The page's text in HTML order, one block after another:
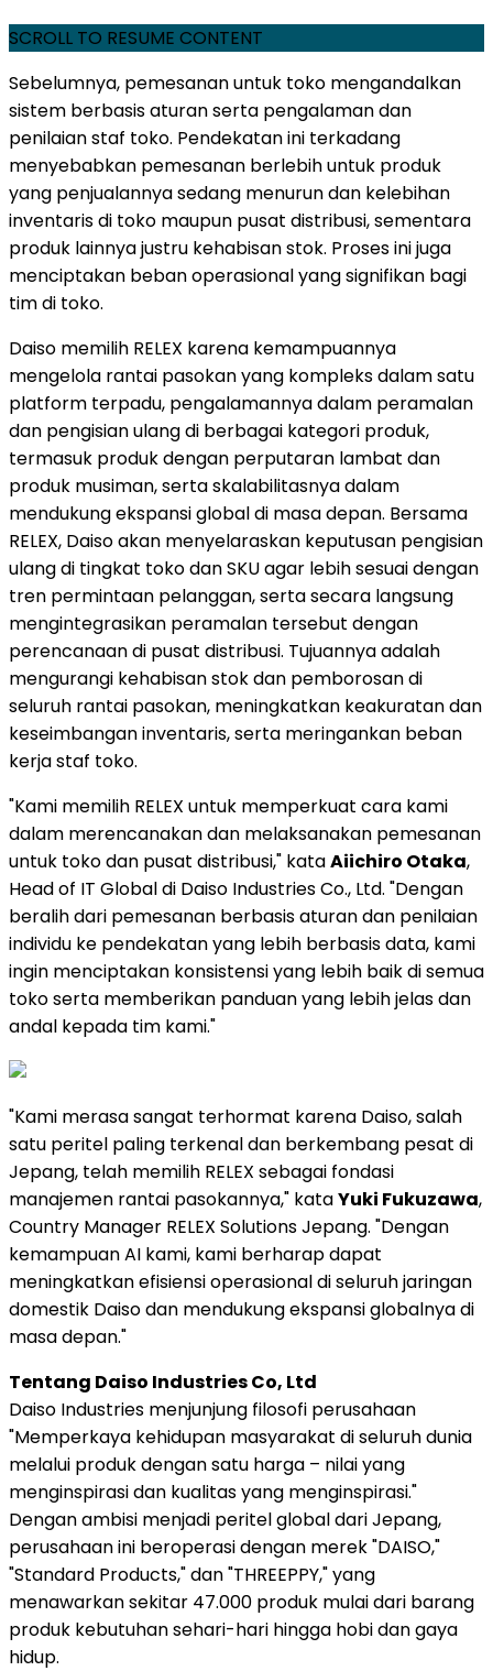
SCROLL TO RESUME CONTENT
Sebelumnya, pemesanan untuk toko mengandalkan
sistem berbasis aturan serta pengalaman dan
penilaian staf toko. Pendekatan ini terkadang
menyebabkan pemesanan berlebih untuk produk
yang penjualannya sedang menurun dan kelebihan
inventaris di toko maupun pusat distribusi, sementara
produk lainnya justru kehabisan stok. Proses ini juga
menciptakan beban operasional yang signifikan bagi
tim di toko.
Daiso memilih RELEX karena kemampuannya
mengelola rantai pasokan yang kompleks dalam satu
platform terpadu, pengalamannya dalam peramalan
dan pengisian ulang di berbagai kategori produk,
termasuk produk dengan perputaran lambat dan
produk musiman, serta skalabilitasnya dalam
mendukung ekspansi global di masa depan. Bersama
RELEX, Daiso akan menyelaraskan keputusan pengisian
ulang di tingkat toko dan SKU agar lebih sesuai dengan
tren permintaan pelanggan, serta secara langsung
mengintegrasikan peramalan tersebut dengan
perencanaan di pusat distribusi. Tujuannya adalah
mengurangi kehabisan stok dan pemborosan di
seluruh rantai pasokan, meningkatkan keakuratan dan
keseimbangan inventaris, serta meringankan beban
kerja staf toko.
"Kami memilih RELEX untuk memperkuat cara kami
dalam merencanakan dan melaksanakan pemesanan
untuk toko dan pusat distribusi," kataAiichiro Otaka,
Head of IT Global di Daiso Industries Co., Ltd. "Dengan
beralih dari pemesanan berbasis aturan dan penilaian
individu ke pendekatan yang lebih berbasis data, kami
ingin menciptakan konsistensi yang lebih baik di semua
toko serta memberikan panduan yang lebih jelas dan
andal kepada tim kami."
"Kami merasa sangat terhormat karena Daiso, salah
satu peritel paling terkenal dan berkembang pesat di
Jepang, telah memilih RELEX sebagai fondasi
manajemen rantai pasokannya," kataYuki Fukuzawa,
Country Manager RELEX Solutions Jepang. "Dengan
kemampuan AI kami, kami berharap dapat
meningkatkan efisiensi operasional di seluruh jaringan
domestik Daiso dan mendukung ekspansi globalnya di
masa depan."
Tentang Daiso Industries Co, Ltd
Daiso Industries menjunjung filosofi perusahaan
"Memperkaya kehidupan masyarakat di seluruh dunia
melalui produk dengan satu harga – nilai yang
menginspirasi dan kualitas yang menginspirasi."
Dengan ambisi menjadi peritel global dari Jepang,
perusahaan ini beroperasi dengan merek "DAISO,"
"Standard Products," dan "THREEPPY," yang
menawarkan sekitar 47.000 produk mulai dari barang
produk kebutuhan sehari-hari hingga hobi dan gaya
hidup.